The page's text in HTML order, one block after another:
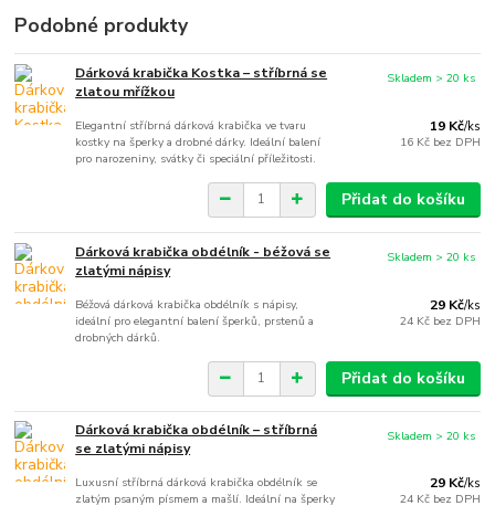
Podobné produkty
Dárková krabička Kostka – stříbrná se
zlatou mřížkou
Elegantní stříbrná dárková krabička ve tvaru
kostky na šperky a drobné dárky. Ideální balení
pro narozeniny, svátky či speciální příležitosti.
19 Kč/ks
16 Kč bez DPH
Skladem > 20 ks
Přidat do košíku
Dárková krabička obdélník - béžová se
zlatými nápisy
Béžová dárková krabička obdélník s nápisy,
ideální pro elegantní balení šperků, prstenů a
drobných dárků.
29 Kč/ks
24 Kč bez DPH
Skladem > 20 ks
Přidat do košíku
Dárková krabička obdélník – stříbrná
se zlatými nápisy
Luxusní stříbrná dárková krabička obdélník se
zlatým psaným písmem a mašlí. Ideální na šperky
29 Kč/ks
24 Kč bez DPH
Skladem > 20 ks